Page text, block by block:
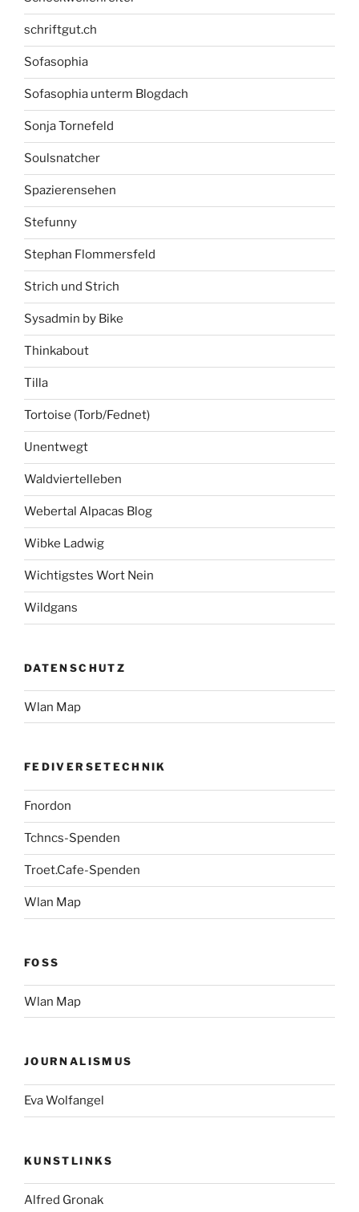
schriftgut.ch
Sofasophia
Sofasophia unterm Blogdach
Sonja Tornefeld
Soulsnatcher
Spazierensehen
Stefunny
Stephan Flommersfeld
Strich und Strich
Sysadmin by Bike
Thinkabout
Tilla
Tortoise (Torb/Fednet)
Unentwegt
Waldviertelleben
Webertal Alpacas Blog
Wibke Ladwig
Wichtigstes Wort Nein
Wildgans
DATENSCHUTZ
Wlan Map
FEDIVERSETECHNIK
Fnordon
Tchncs-Spenden
Troet.Cafe-Spenden
Wlan Map
FOSS
Wlan Map
JOURNALISMUS
Eva Wolfangel
KUNSTLINKS
Alfred Gronak